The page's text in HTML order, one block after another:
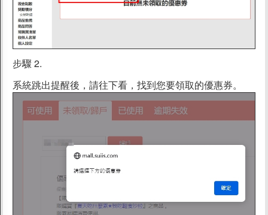
步驟 2.
系統跳出提醒後，請往下看，找到您要領取的優惠券。